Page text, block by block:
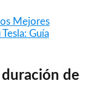
Mejores
Guía
de